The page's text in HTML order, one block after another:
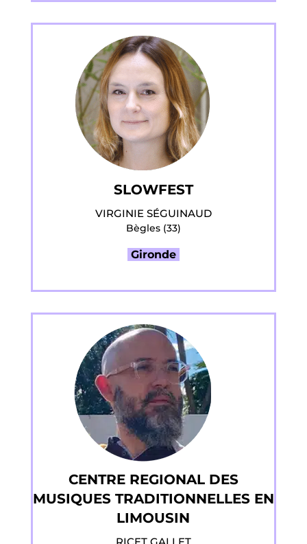
SLOWFEST
VIRGINIE SÉGUINAUD
Bègles (33)
Gironde
CENTRE REGIONAL DES
MUSIQUES TRADITIONNELLES EN
LIMOUSIN